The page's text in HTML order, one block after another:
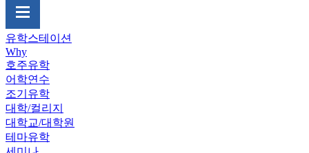
유학스테이션
Why
호주유학
어학연수
조기유학
대학/컬리지
대학교/대학원
테마유학